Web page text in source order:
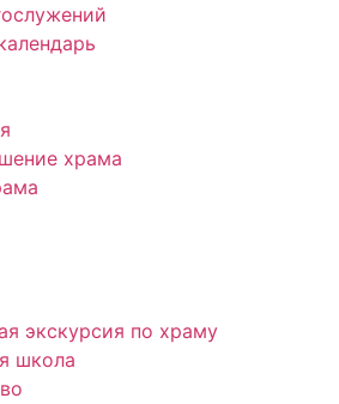
храма
экскурсия по храму
школа